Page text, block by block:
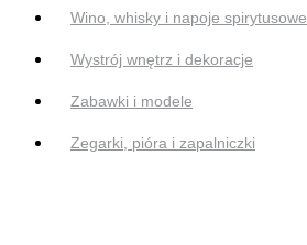
Wino, whisky i napoje spirytusowe
Wystrój wnętrz i dekoracje
Zabawki i modele
Zegarki, pióra i zapalniczki